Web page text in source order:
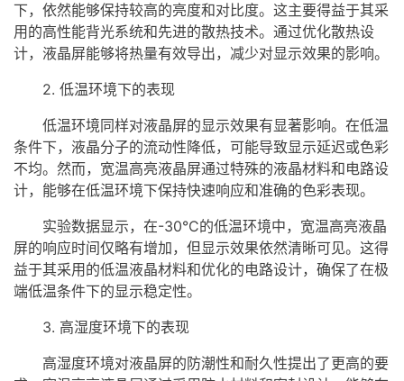
下，依然能够保持较高的亮度和对比度。这主要得益于其采
用的高性能背光系统和先进的散热技术。通过优化散热设
计，液晶屏能够将热量有效导出，减少对显示效果的影响。
2. 低温环境下的表现
低温环境同样对液晶屏的显示效果有显著影响。在低温
条件下，液晶分子的流动性降低，可能导致显示延迟或色彩
不均。然而，宽温高亮液晶屏通过特殊的液晶材料和电路设
计，能够在低温环境下保持快速响应和准确的色彩表现。
实验数据显示，在-30°C的低温环境中，宽温高亮液晶
屏的响应时间仅略有增加，但显示效果依然清晰可见。这得
益于其采用的低温液晶材料和优化的电路设计，确保了在极
端低温条件下的显示稳定性。
3. 高湿度环境下的表现
高湿度环境对液晶屏的防潮性和耐久性提出了更高的要